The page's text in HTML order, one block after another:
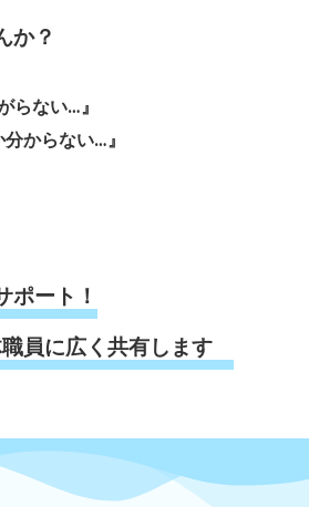
か？
らない…』
からない…』
ート！
員に広く共有します